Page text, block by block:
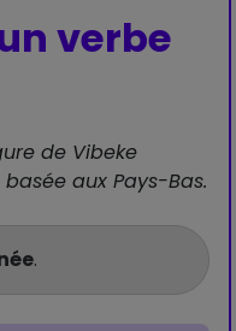
verbe
de Vibeke
aux Pays-Bas.
.